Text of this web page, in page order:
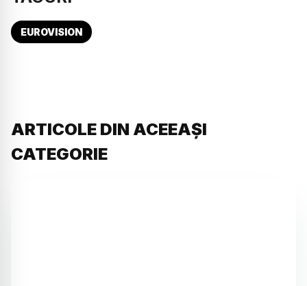
EUROVISION
ARTICOLE DIN ACEEAȘI
CATEGORIE